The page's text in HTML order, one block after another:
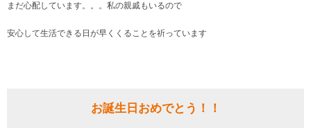
まだ心配しています。。。私の親戚もいるので
安心して生活できる日が早くくることを祈っています
お誕生日おめでとう！！